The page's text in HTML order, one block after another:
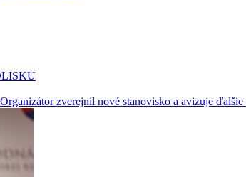
zverejnil nové stanovisko a avizuje ďalšie